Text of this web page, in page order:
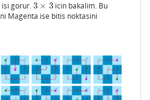
isi gorur.3 × 3
3×3
icin bakalim. Bu
Magenta ise bitis noktasini